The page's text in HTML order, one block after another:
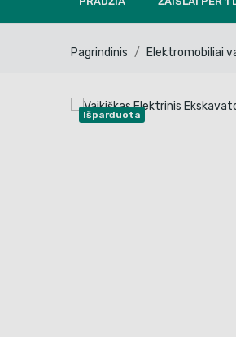
Pagrindinis Elektromobiliai
Išparduota